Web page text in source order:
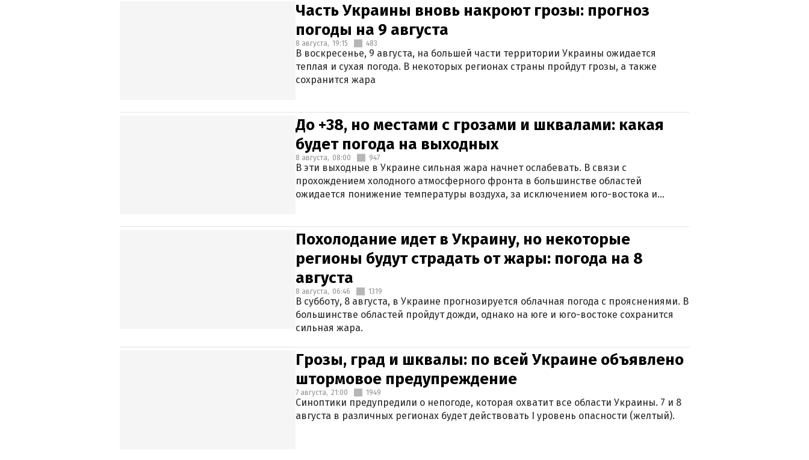
Часть Украины вновь накроют грозы: прогноз
погоды на 9 августа
8 августа, 19:15 483
В воскресенье, 9 августа, на большей части территории Украины ожидается
теплая и сухая погода. В некоторых регионах страны пройдут грозы, а также
сохранится жара
До +38, но местами с грозами и шквалами: какая
будет погода на выходных
8 августа, 08:00 947
В эти выходные в Украине сильная жара начнет ослабевать. В связи с
прохождением холодного атмосферного фронта в большинстве областей
ожидается понижение температуры воздуха, за исключением юго-востока и
Похолодание идет в Украину, но некоторые
регионы будут страдать от жары: погода на 8
августа
8 августа, 06:46 1319
В субботу, 8 августа, в Украине прогнозируется облачная погода с прояснениями. В
большинстве областей пройдут дожди, однако на юге и юго-востоке сохранится
сильная жара.
Грозы, град и шквалы: по всей Украине объявлено
штормовое предупреждение
7 августа, 21:00 1949
Синоптики предупредили о непогоде, которая охватит все области Украины. 7 и 8
августа в различных регионах будет действовать I уровень опасности (желтый).